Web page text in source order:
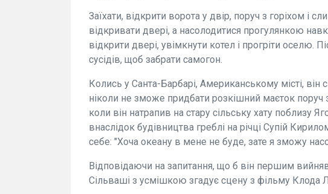
Заїхати, відкрити ворота у двір, поруч з горіхом і
відкривати двері, а насолодитися прогулянкою
відкрити двері, увімкнути котел і прогріти оселю.
сусідів, щоб забрати самогон.
Колись у Санта-Барбарі, Американському місті, він
ніколи не зможе придбати розкішний маєток поруч
коли він натрапив на стару сільську хату поблизу
внаслідок будівництва греблі на річці Супій
себе: "Хоча океану в мене не буде, зате я зможу
Відповідаючи на запитання, що б він першим
Сільваші з усмішкою згадує сцену з фільму Клода